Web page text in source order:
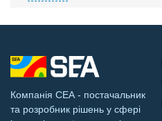
Компанія СЕА - постачальник
та розробник рішень у сфері